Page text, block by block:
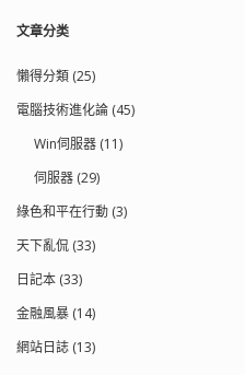
文章分类
懶得分類 (25)
電腦技術進化論 (45)
Win伺服器 (11)
伺服器 (29)
綠色和平在行動 (3)
天下亂侃 (33)
日記本 (33)
金融風暴 (14)
網站日誌 (13)